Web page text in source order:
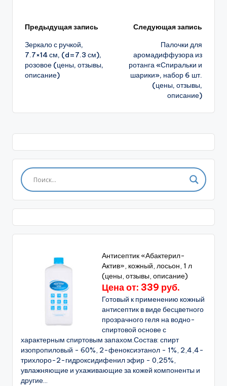
Навигация
записи
Предыдущая запись
Зеркало с ручкой,
7.7×14 см, (d=7.3 см),
розовое (цены, отзывы,
описание)
Следующая запись
Палочки для
аромадиффузора из
ротанга «Спиральки и
шарики», набор 6 шт.
(цены, отзывы,
описание)
Антисептик «Абактерил-
Актив», кожный, лосьон, 1 л
(цены, отзывы, описание)
Цена от: 339 руб.
Готовый к применению кожный
антисептик в виде бесцветного
прозрачного геля на водно-
спиртовой основе с
характерным спиртовым запахом.Состав: спирт
изопропиловый - 60%, 2-феноксиэтанол - 1%, 2,4,4-
трихлоро-2-гидроксидифенил эфир - 0,25%,
увлажняющие и ухаживающие за кожей компоненты и
другие...